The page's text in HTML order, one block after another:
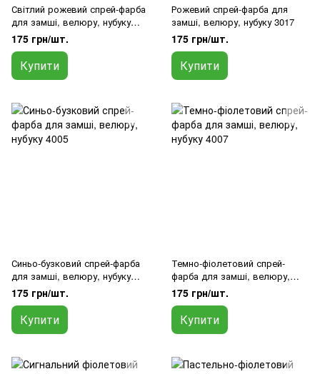
Світлий рожевий спрей-фарба
для замші, велюру, нубуку
3015
175 грн/шт.
Купити
Рожевий спрей-фарба для
замші, велюру, нубуку 3017
175 грн/шт.
Купити
Синьо-бузковий спрей-фарба
для замші, велюру, нубуку
4005
175 грн/шт.
Купити
Темно-фіолетовий спрей-
фарба для замші, велюру,
нубуку 4007
175 грн/шт.
Купити